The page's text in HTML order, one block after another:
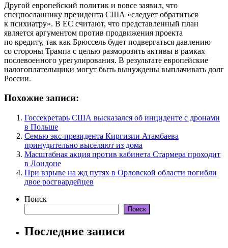
Другой европейский политик и вовсе заявил, что
спецпосланнику президента США «следует обратиться
к психиатру». В ЕС считают, что представленный план
является аргументом против продвижения проекта
по кредиту, так как Брюссель будет подвергаться давлению
со стороны Трампа с целью разморозить активы в рамках
послевоенного урегулирования. В результате европейские
налогоплательщики могут быть вынуждены выплачивать долг
России.
Похожие записи:
Госсекретарь США высказался об инциденте с дронами
в Польше
Семью экс-президента Киргизии Атамбаева
принудительно выселяют из дома
Масштабная акция против кабинета Стармера проходит
в Лондоне
При взрыве на жд путях в Орловской области погибли
двое росгвардейцев
Поиск
Поиск
Последние записи